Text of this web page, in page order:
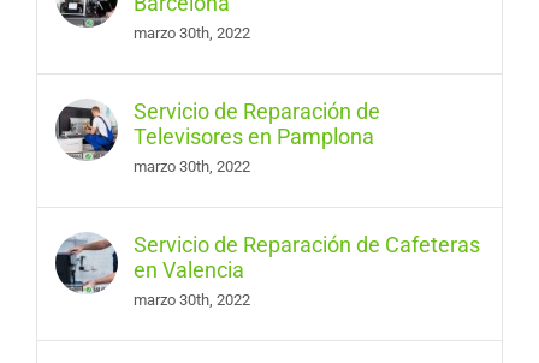
marzo 30th, 2022
Servicio de Reparación de
Televisores en Pamplona
marzo 30th, 2022
Servicio de Reparación de Cafeteras
en Valencia
marzo 30th, 2022